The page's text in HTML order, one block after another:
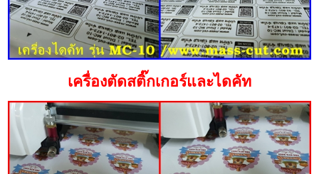
เครื่องตัดสติ๊กเกอร์และไดคัท